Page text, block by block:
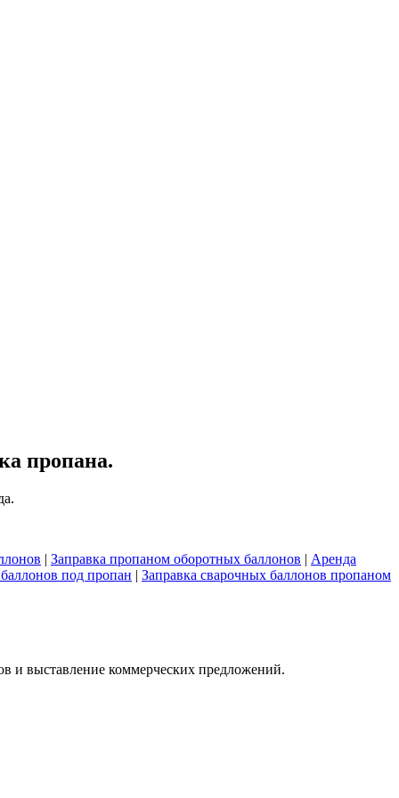
пропана.
| Заправка пропаном оборотных баллонов | Аренда
под пропан | Заправка сварочных баллонов пропаном
и выставление коммерческих предложений.